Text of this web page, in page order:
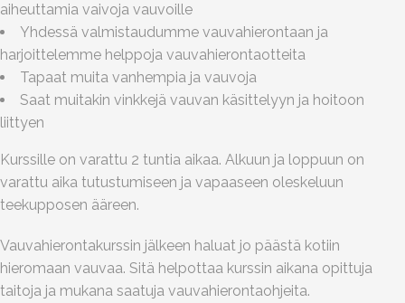
aiheuttamia vaivoja vauvoille
Yhdessä valmistaudumme vauvahierontaan ja
harjoittelemme helppoja vauvahierontaotteita
Tapaat muita vanhempia ja vauvoja
Saat muitakin vinkkejä vauvan käsittelyyn ja hoitoon
liittyen
Kurssille on varattu 2 tuntia aikaa. Alkuun ja loppuun on
varattu aika tutustumiseen ja vapaaseen oleskeluun
teekupposen ääreen.
Vauvahierontakurssin jälkeen haluat jo päästä kotiin
hieromaan vauvaa. Sitä helpottaa kurssin aikana opittuja
taitoja ja mukana saatuja vauvahierontaohjeita.